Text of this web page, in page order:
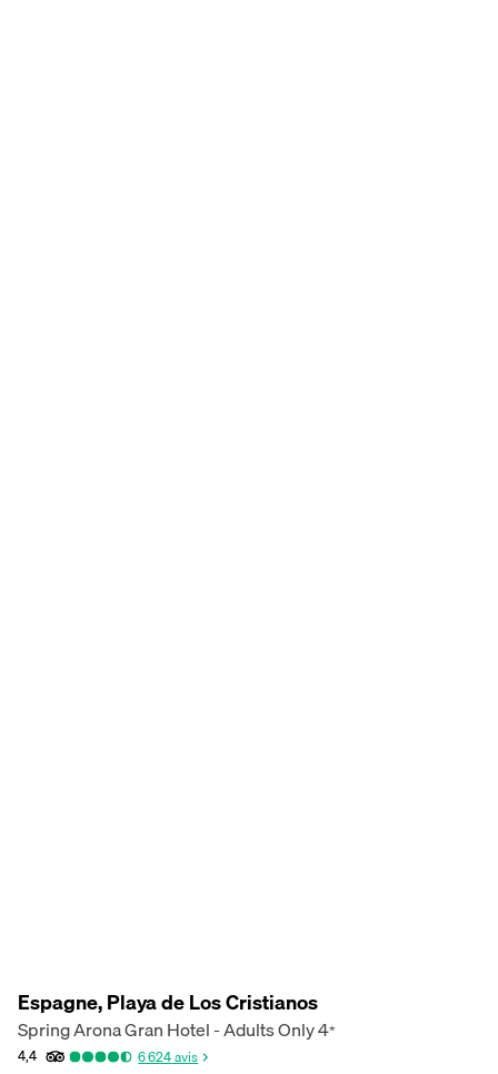
Espagne, Playa de Los Cristianos
Spring Arona Gran Hotel - Adults Only4*
4,4 6 624avis